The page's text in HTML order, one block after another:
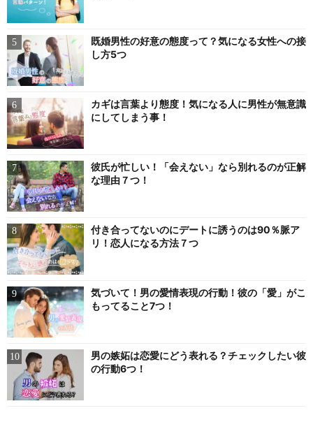
既婚男性の好意の態度って？気になる女性への接
し方5つ
カギは言葉より態度！気になる人に男性が無意識
にしてしまう事！
彼氏が忙しい！「会えない」なら別れるのが正解
な理由７つ！
付き合ってないのにデートに誘うのは90％脈ア
リ！恋人になる方法７つ
気づいて！男の愛情表現の行動！彼の「愛」がこ
もってること7つ！
男の嫉妬は恋愛にどう表れる？チェックしたい彼
の行動6つ！